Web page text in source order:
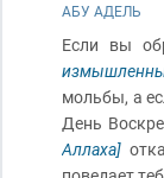
АБУ АДЕЛЬ
Если вы
мольбы, а
День
Аллаха]